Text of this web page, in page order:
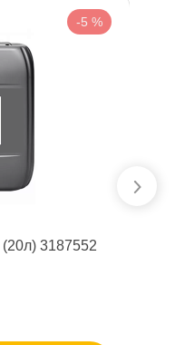
-5 %
3187552